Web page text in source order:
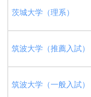
茨城大学（理系）
筑波大学（推薦入試）
筑波大学（一般入試）